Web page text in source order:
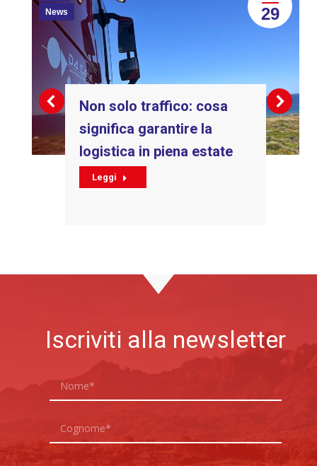
29
News
Non solo traffico: cosa
significa garantire la
logistica in piena estate
Leggi
Iscriviti alla newsletter